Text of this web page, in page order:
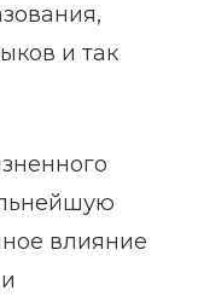
и так
влияние